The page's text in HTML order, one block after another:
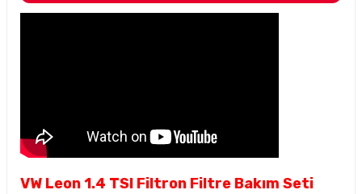
VW Leon 1.4 TSI Filtron Filtre Bakım Seti